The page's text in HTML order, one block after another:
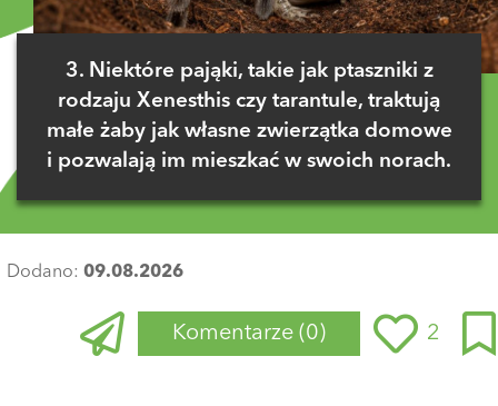
3. Niektóre pająki, takie jak ptaszniki z
rodzaju Xenesthis czy tarantule, traktują
małe żaby jak własne zwierzątka domowe
i pozwalają im mieszkać w swoich norach.
Dodano: 09.08.2026
Komentarze (0) 2